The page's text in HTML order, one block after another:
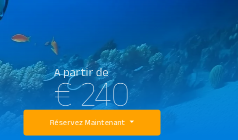
A partir de
€ 240
Réservez Maintenant